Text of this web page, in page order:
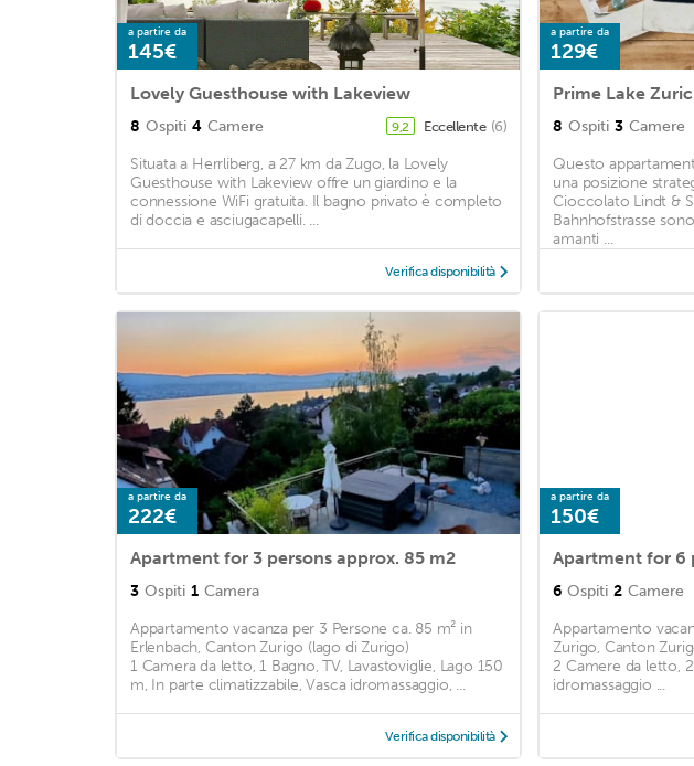
a partire da
145€
Lovely Guesthouse with Lakeview
8 Ospiti 4 Camere 9,2 Eccellente (6)
Situata a Herrliberg, a 27 km da Zugo, la Lovely
Guesthouse with Lakeview offre un giardino e la
connessione WiFi gratuita. Il bagno privato è completo
di doccia e asciugacapelli. ...
Verifica disponibilità
a partire da
129€
Prime Lake
8 Ospiti 3 Camere
Questo
una posizione
Cioccolato Lindt &
Bahnhofstrasse
amanti ...
a partire da
222€
Apartment for 3 persons approx. 85 m2
3 Ospiti 1 Camera
Appartamento vacanza per 3 Persone ca. 85 m² in
Erlenbach, Canton Zurigo (lago di Zurigo)
1 Camera da letto, 1 Bagno, TV, Lavastoviglie, Lago 150
m, In parte climatizzabile, Vasca idromassaggio, ...
Verifica disponibilità
a partire da
150€
Apartment for 6
6 Ospiti 2 Camere
Appartamento
Zurigo, Canton
2 Camere da letto, 2
idromassaggio ...